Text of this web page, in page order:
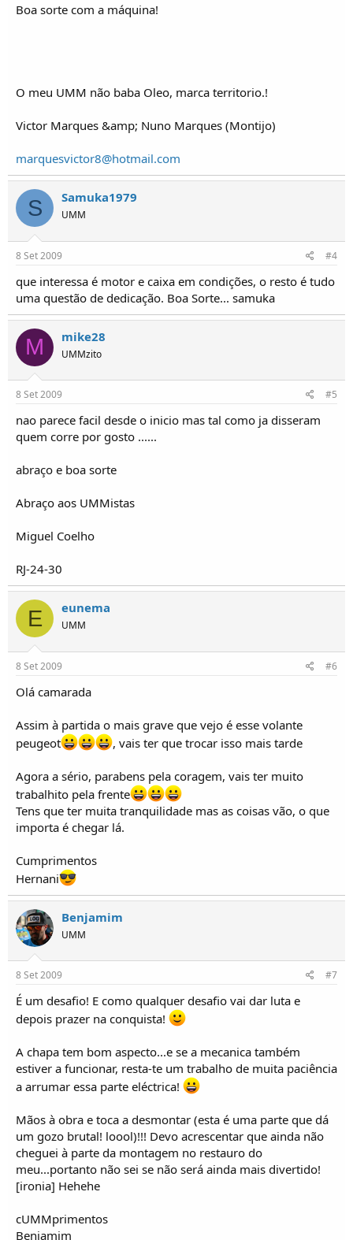
Boa sorte com a máquina!
O meu UMM não baba Oleo, marca territorio.!
Victor Marques &amp; Nuno Marques (Montijo)
marquesvictor8@hotmail.com
S Samuka1979
UMM
8 Set 2009 #4
que interessa é motor e caixa em condições, o resto é tudo
uma questão de dedicação. Boa Sorte... samuka
M mike28
UMMzito
8 Set 2009 #5
nao parece facil desde o inicio mas tal como ja disseram
quem corre por gosto ......
abraço e boa sorte
Abraço aos UMMistas
Miguel Coelho
RJ-24-30
E eunema
UMM
8 Set 2009 #6
Olá camarada
Assim à partida o mais grave que vejo é esse volante
peugeot
, vais ter que trocar isso mais tarde
Agora a sério, parabens pela coragem, vais ter muito
trabalhito pela frente
Tens que ter muita tranquilidade mas as coisas vão, o que
importa é chegar lá.
Cumprimentos
Hernani
Benjamim
UMM
8 Set 2009 #7
É um desafio! E como qualquer desafio vai dar luta e
depois prazer na conquista!
A chapa tem bom aspecto...e se a mecanica também
estiver a funcionar, resta-te um trabalho de muita paciência
a arrumar essa parte eléctrica!
Mãos à obra e toca a desmontar (esta é uma parte que dá
um gozo brutal! loool)!!! Devo acrescentar que ainda não
cheguei à parte da montagem no restauro do
meu...portanto não sei se não será ainda mais divertido!
[ironia] Hehehe
cUMMprimentos
Benjamim